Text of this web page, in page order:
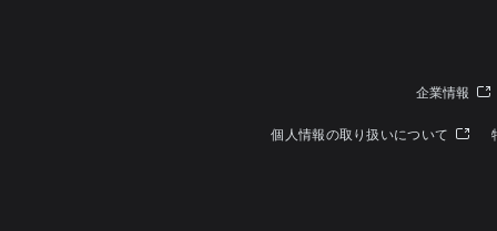
企業情報
個人情報の取り扱いについて